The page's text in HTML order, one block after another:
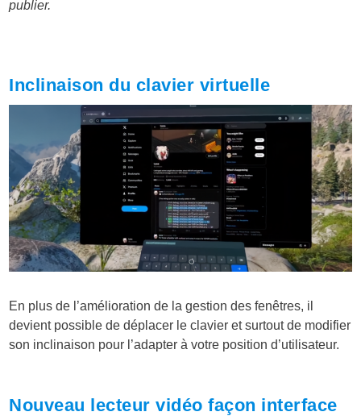
publier.
Inclinaison du clavier virtuelle
En plus de l’amélioration de la gestion des fenêtres, il
devient possible de déplacer le clavier et surtout de modifier
son inclinaison pour l’adapter à votre position d’utilisateur.
Nouveau lecteur vidéo façon interface